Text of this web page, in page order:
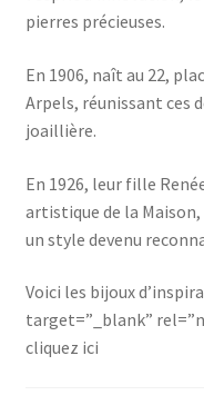
pierres précieuses.
En 1906, naît au 22,
Arpels, réunissant ces
joaillière.
En 1926, leur fille
artistique de la
un style devenu
Voici les bijoux
target=”_blank”
cliquez ici